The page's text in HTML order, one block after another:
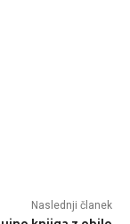
Naslednji članek